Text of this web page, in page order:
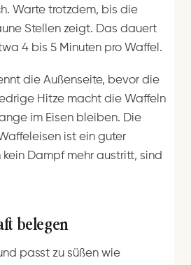
Warte trotzdem, bis die
Stellen zeigt. Das dauert
4 bis 5 Minuten pro Waffel.
die Außenseite, bevor die
Hitze macht die Waffeln
im Eisen bleiben. Die
ist ein guter
Dampf mehr austritt, sind
belegen
passt zu süßen wie